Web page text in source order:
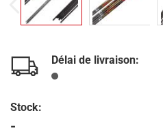
Délai de livraison:
Stock:
-